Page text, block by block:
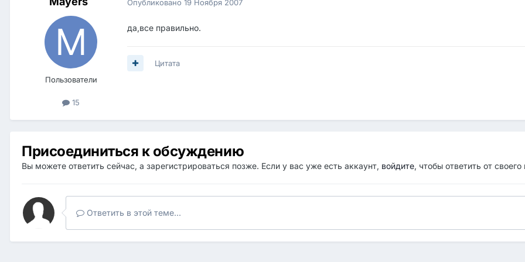
Пользователи
15
Опубликовано 19 Ноября 2007
да,все правильно.
Цитата
Присоединиться к обсуждению
Вы можете ответить сейчас, а зарегистрироваться позже. Если у вас уже есть аккаунт, войдите, чтобы ответить от
Ответить в этой теме...